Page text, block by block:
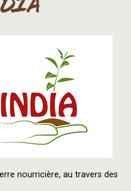
nourricière, au travers des